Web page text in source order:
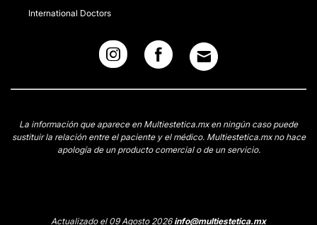
International Doctors
La información que aparece en Multiestetica.mx en ningún caso puede
sustituir la relación entre el paciente y el médico. Multiestetica.mx no hace
apología de un producto comercial o de un servicio.
Actualizado el 09 Agosto 2026info@multiestetica.mx